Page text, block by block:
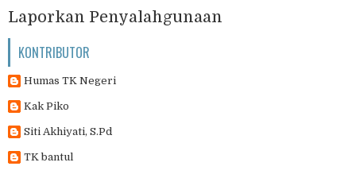
Laporkan Penyalahgunaan
KONTRIBUTOR
Humas TK Negeri
Kak Piko
Siti Akhiyati, S.Pd
TK bantul